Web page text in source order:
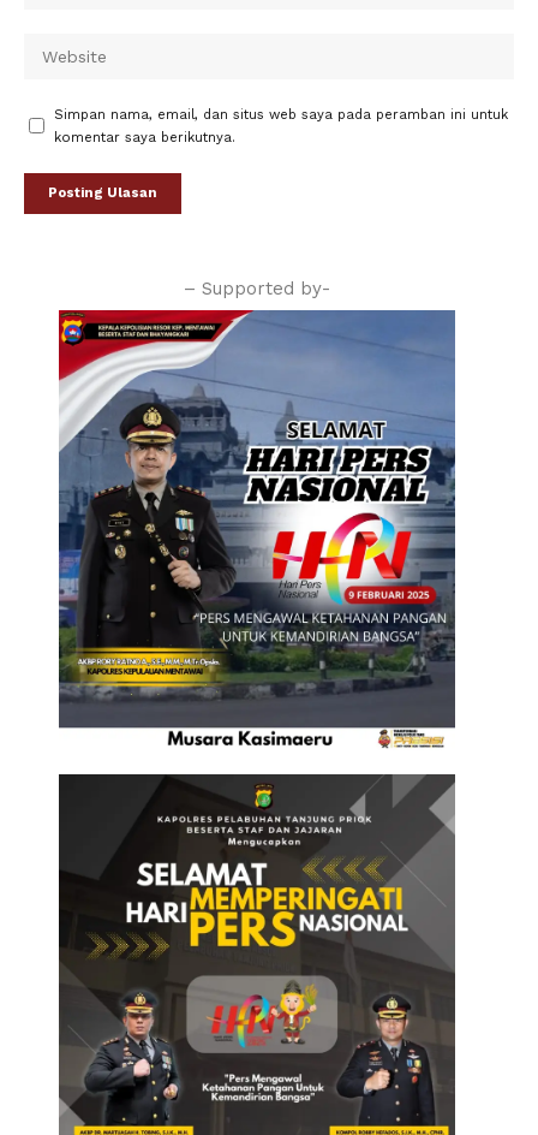
Simpan nama, email, dan situs web saya pada peramban ini untuk
komentar saya berikutnya.
– Supported by-